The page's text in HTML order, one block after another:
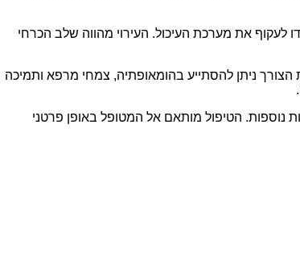
לעקוף את מערכת העיכול. העירוי מהווה שלב הכרחי
הצורך ניתן להסתייע בהומאופתיה, צמחי מרפא ותמיכה
נוספות. הטיפול מותאם אל המטופל באופן פרטני